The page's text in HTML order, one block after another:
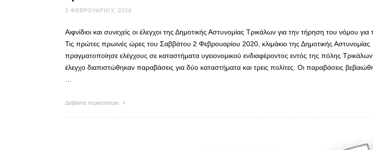
3 ΦΕΒΡΟΥΑΡΊΟΥ, 2020
Αιφνίδιοι και συνεχείς οι έλεγχοι της Δημοτικής Αστυνομίας Τρικάλων για την τήρηση του νόμου για
Τις πρώτες πρωινές ώρες του Σαββάτου 2 Φεβρουαρίου 2020, κλιμάκιο της Δημοτικής Αστυνομίας
πραγματοποίησε ελέγχους σε καταστήματα υγειονομικού ενδιαφέροντος εντός της πόλης
έλεγχο διαπιστώθηκαν παραβάσεις για δύο καταστήματα και τρεις πολίτες. Οι παραβάσεις
Διαβάστε περισσότερα